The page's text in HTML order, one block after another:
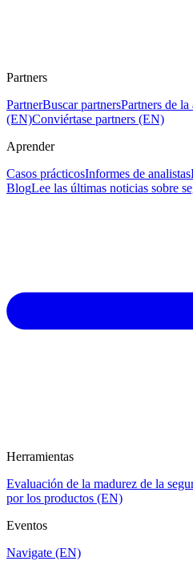
Partners
PartnerBuscar partnersPartners de
(EN)Conviértase partners (EN)
Aprender
Casos prácticosInformes de analistas
BlogLee las últimas noticias sobre
Herramientas
Evaluación de la madurez de la
por los productos (EN)
Eventos
Navigate (EN)